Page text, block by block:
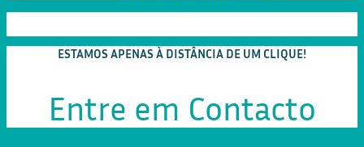
ESTAMOS APENAS À DISTÂNCIA DE UM CLIQUE!
Entre em Contacto